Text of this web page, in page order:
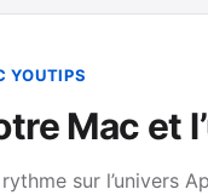
YOUTIPS
Mac et
sur l’univers